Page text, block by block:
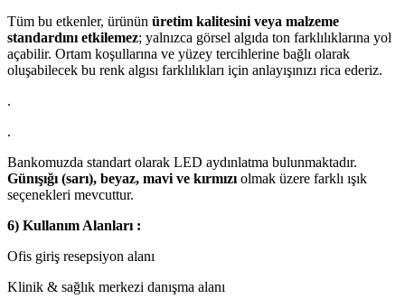
Tüm bu etkenler, ürünün üretim kalitesini veya malzeme
standardını etkilemez; yalnızca görsel algıda ton farklılıklarına yol
açabilir. Ortam koşullarına ve yüzey tercihlerine bağlı olarak
oluşabilecek bu renk algısı farklılıkları için anlayışınızı rica ederiz.
.
.
Bankomuzda standart olarak LED aydınlatma bulunmaktadır.
Günışığı (sarı), beyaz, mavi ve kırmızı olmak üzere farklı ışık
seçenekleri mevcuttur.
6) Kullanım Alanları :
Ofis giriş resepsiyon alanı
Klinik & sağlık merkezi danışma alanı